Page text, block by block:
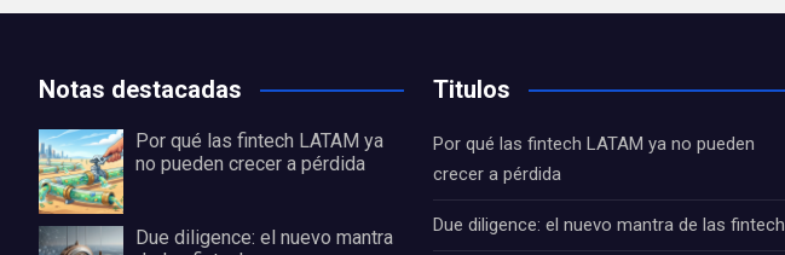
Notas destacadas
Por qué las fintech LATAM ya
no pueden crecer a pérdida
Due diligence: el nuevo mantra
Titulos
Por qué las fintech LATAM ya no pueden
crecer a pérdida
Due diligence: el nuevo mantra de las fintech